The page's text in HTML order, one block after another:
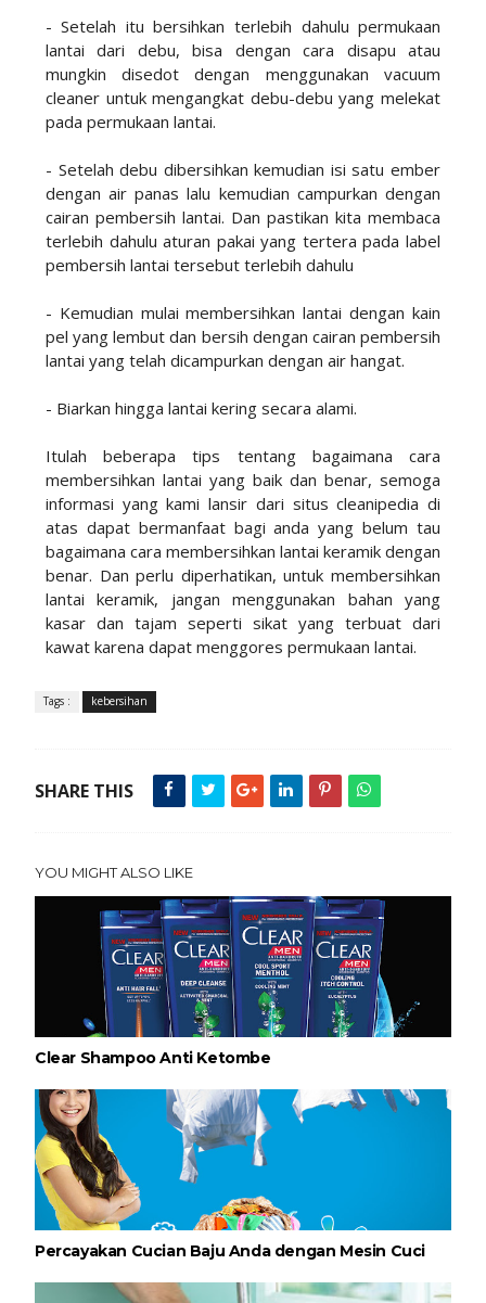
- Setelah itu bersihkan terlebih dahulu permukaan
lantai dari debu, bisa dengan cara disapu atau
mungkin disedot dengan menggunakan vacuum
cleaner untuk mengangkat debu-debu yang melekat
pada permukaan lantai.
- Setelah debu dibersihkan kemudian isi satu ember
dengan air panas lalu kemudian campurkan dengan
cairan pembersih lantai. Dan pastikan kita membaca
terlebih dahulu aturan pakai yang tertera pada label
pembersih lantai tersebut terlebih dahulu
- Kemudian mulai membersihkan lantai dengan kain
pel yang lembut dan bersih dengan cairan pembersih
lantai yang telah dicampurkan dengan air hangat.
- Biarkan hingga lantai kering secara alami.
Itulah beberapa tips tentang bagaimana cara
membersihkan lantai yang baik dan benar, semoga
informasi yang kami lansir dari situs cleanipedia di
atas dapat bermanfaat bagi anda yang belum tau
bagaimana cara membersihkan lantai keramik dengan
benar. Dan perlu diperhatikan, untuk membersihkan
lantai keramik, jangan menggunakan bahan yang
kasar dan tajam seperti sikat yang terbuat dari
kawat karena dapat menggores permukaan lantai.
Tags : kebersihan
SHARE THIS
YOU MIGHT ALSO LIKE
Clear Shampoo Anti Ketombe
Percayakan Cucian Baju Anda dengan Mesin Cuci